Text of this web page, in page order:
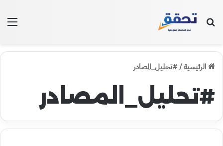
بحث عن
الرئيسية/#تحليل_المصادر
#تحليل_المصادر